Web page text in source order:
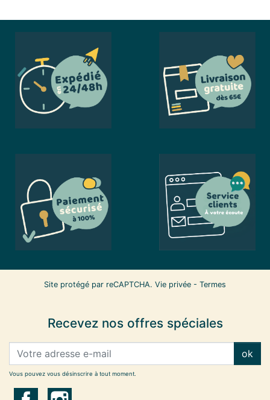
Site protégé par reCAPTCHA. Vie privée - Termes
Recevez nos offres spéciales
ok
Vous pouvez vous désinscrire à tout moment.